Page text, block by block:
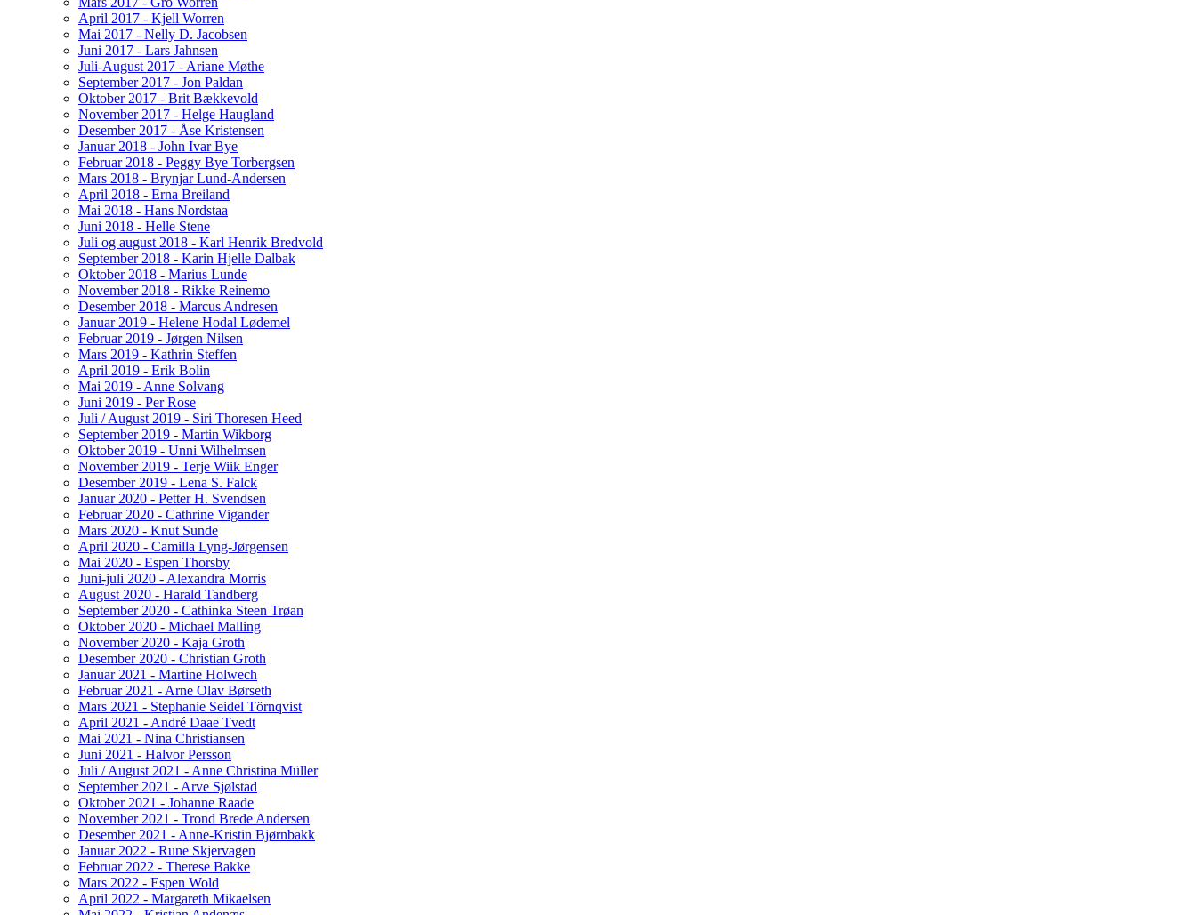
April 2017 - Kjell Worren
Mai 2017 - Nelly D. Jacobsen
Juni 2017 - Lars Jahnsen
Juli-August 2017 - Ariane Møthe
September 2017 - Jon Paldan
Oktober 2017 - Brit Bækkevold
November 2017 - Helge Haugland
Desember 2017 - Åse Kristensen
Januar 2018 - John Ivar Bye
Februar 2018 - Peggy Bye Torbergsen
Mars 2018 - Brynjar Lund-Andersen
April 2018 - Erna Breiland
Mai 2018 - Hans Nordstaa
Juni 2018 - Helle Stene
Juli og august 2018 - Karl Henrik Bredvold
September 2018 - Karin Hjelle Dalbak
Oktober 2018 - Marius Lunde
November 2018 - Rikke Reinemo
Desember 2018 - Marcus Andresen
Januar 2019 - Helene Hodal Lødemel
Februar 2019 - Jørgen Nilsen
Mars 2019 - Kathrin Steffen
April 2019 - Erik Bolin
Mai 2019 - Anne Solvang
Juni 2019 - Per Rose
Juli / August 2019 - Siri Thoresen Heed
September 2019 - Martin Wikborg
Oktober 2019 - Unni Wilhelmsen
November 2019 - Terje Wiik Enger
Desember 2019 - Lena S. Falck
Januar 2020 - Petter H. Svendsen
Februar 2020 - Cathrine Vigander
Mars 2020 - Knut Sunde
April 2020 - Camilla Lyng-Jørgensen
Mai 2020 - Espen Thorsby
Juni-juli 2020 - Alexandra Morris
August 2020 - Harald Tandberg
September 2020 - Cathinka Steen Trøan
Oktober 2020 - Michael Malling
November 2020 - Kaja Groth
Desember 2020 - Christian Groth
Januar 2021 - Martine Holwech
Februar 2021 - Arne Olav Børseth
Mars 2021 - Stephanie Seidel Törnqvist
April 2021 - André Daae Tvedt
Mai 2021 - Nina Christiansen
Juni 2021 - Halvor Persson
Juli / August 2021 - Anne Christina Müller
September 2021 - Arve Sjølstad
Oktober 2021 - Johanne Raade
November 2021 - Trond Brede Andersen
Desember 2021 - Anne-Kristin Bjørnbakk
Januar 2022 - Rune Skjervagen
Februar 2022 - Therese Bakke
Mars 2022 - Espen Wold
April 2022 - Margareth Mikaelsen